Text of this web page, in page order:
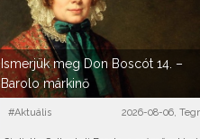
Ismerjük meg Don Boscót 14. –
Barolo márkinő
#Aktuális 2026-08-06,